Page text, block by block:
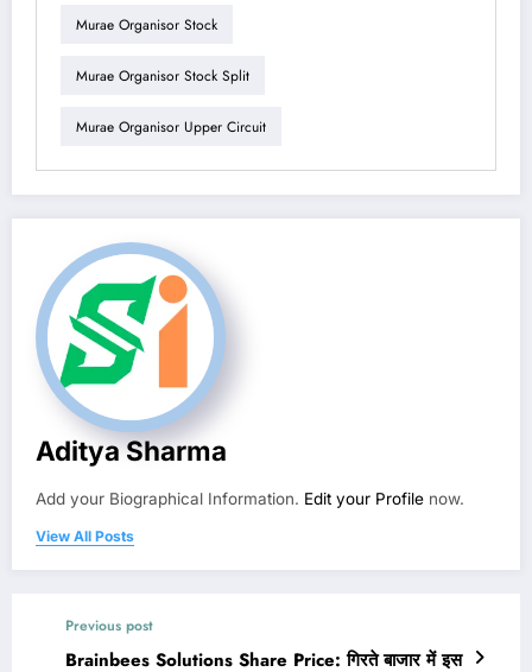
Murae Organisor Stock
Murae Organisor Stock Split
Murae Organisor Upper Circuit
Aditya Sharma
Add your Biographical Information. Edit your Profile now.
View All Posts
Previous post
Brainbees Solutions Share Price: गिरते बाजार में इस